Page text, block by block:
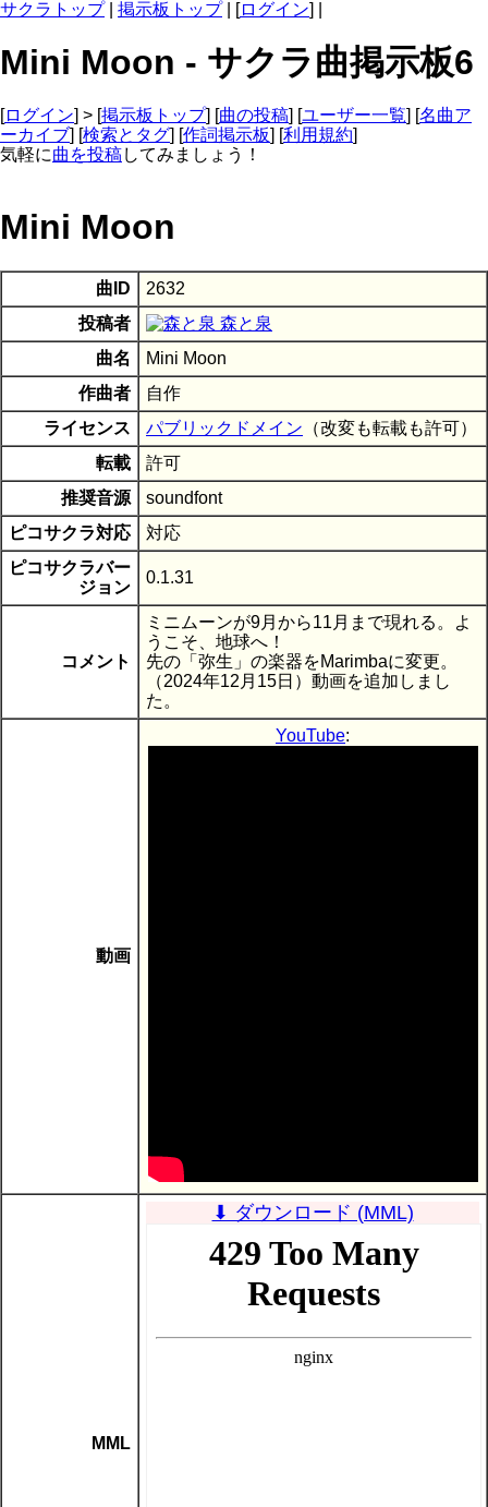
サクラトップ| 掲示板トップ| [ログイン] |
Mini Moon - サクラ曲掲示板6
[ログイン] > [掲示板トップ] [曲の投稿] [ユーザー一覧] [名曲ア
ーカイブ] [検索とタグ] [作詞掲示板] [利用規約]
気軽に曲を投稿してみましょう！
Mini Moon
曲ID
2632
投稿者
森と泉
曲名
Mini Moon
作曲者
自作
ライセンス
パブリックドメイン （改変も転載も許可）
転載
許可
推奨音源
soundfont
ピコサクラ対応
対応
ピコサクラバー
ジョン
0.1.31
コメント
ミニムーンが9月から11月まで現れる。よ
うこそ、地球へ！
先の「弥生」の楽器をMarimbaに変更。
（2024年12月15日）動画を追加しまし
た。
動画
YouTube:
MML
⬇ ダウンロード (MML)